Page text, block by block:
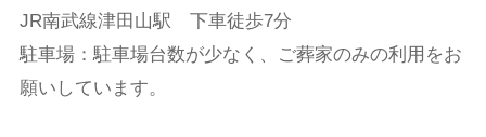
JR南武線津田山駅 下車徒歩7分
駐車場：駐車場台数が少なく、ご葬家のみの利用をお
願いしています。